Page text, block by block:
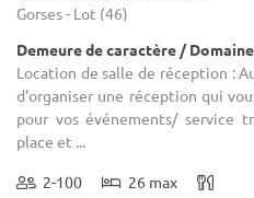
Gorses - Lot (46)
Demeure de caractère / Domaine
Location de salle de réception :
d'organiser une réception qui
pour vos événements/ service
place et ...
2-100 26 max